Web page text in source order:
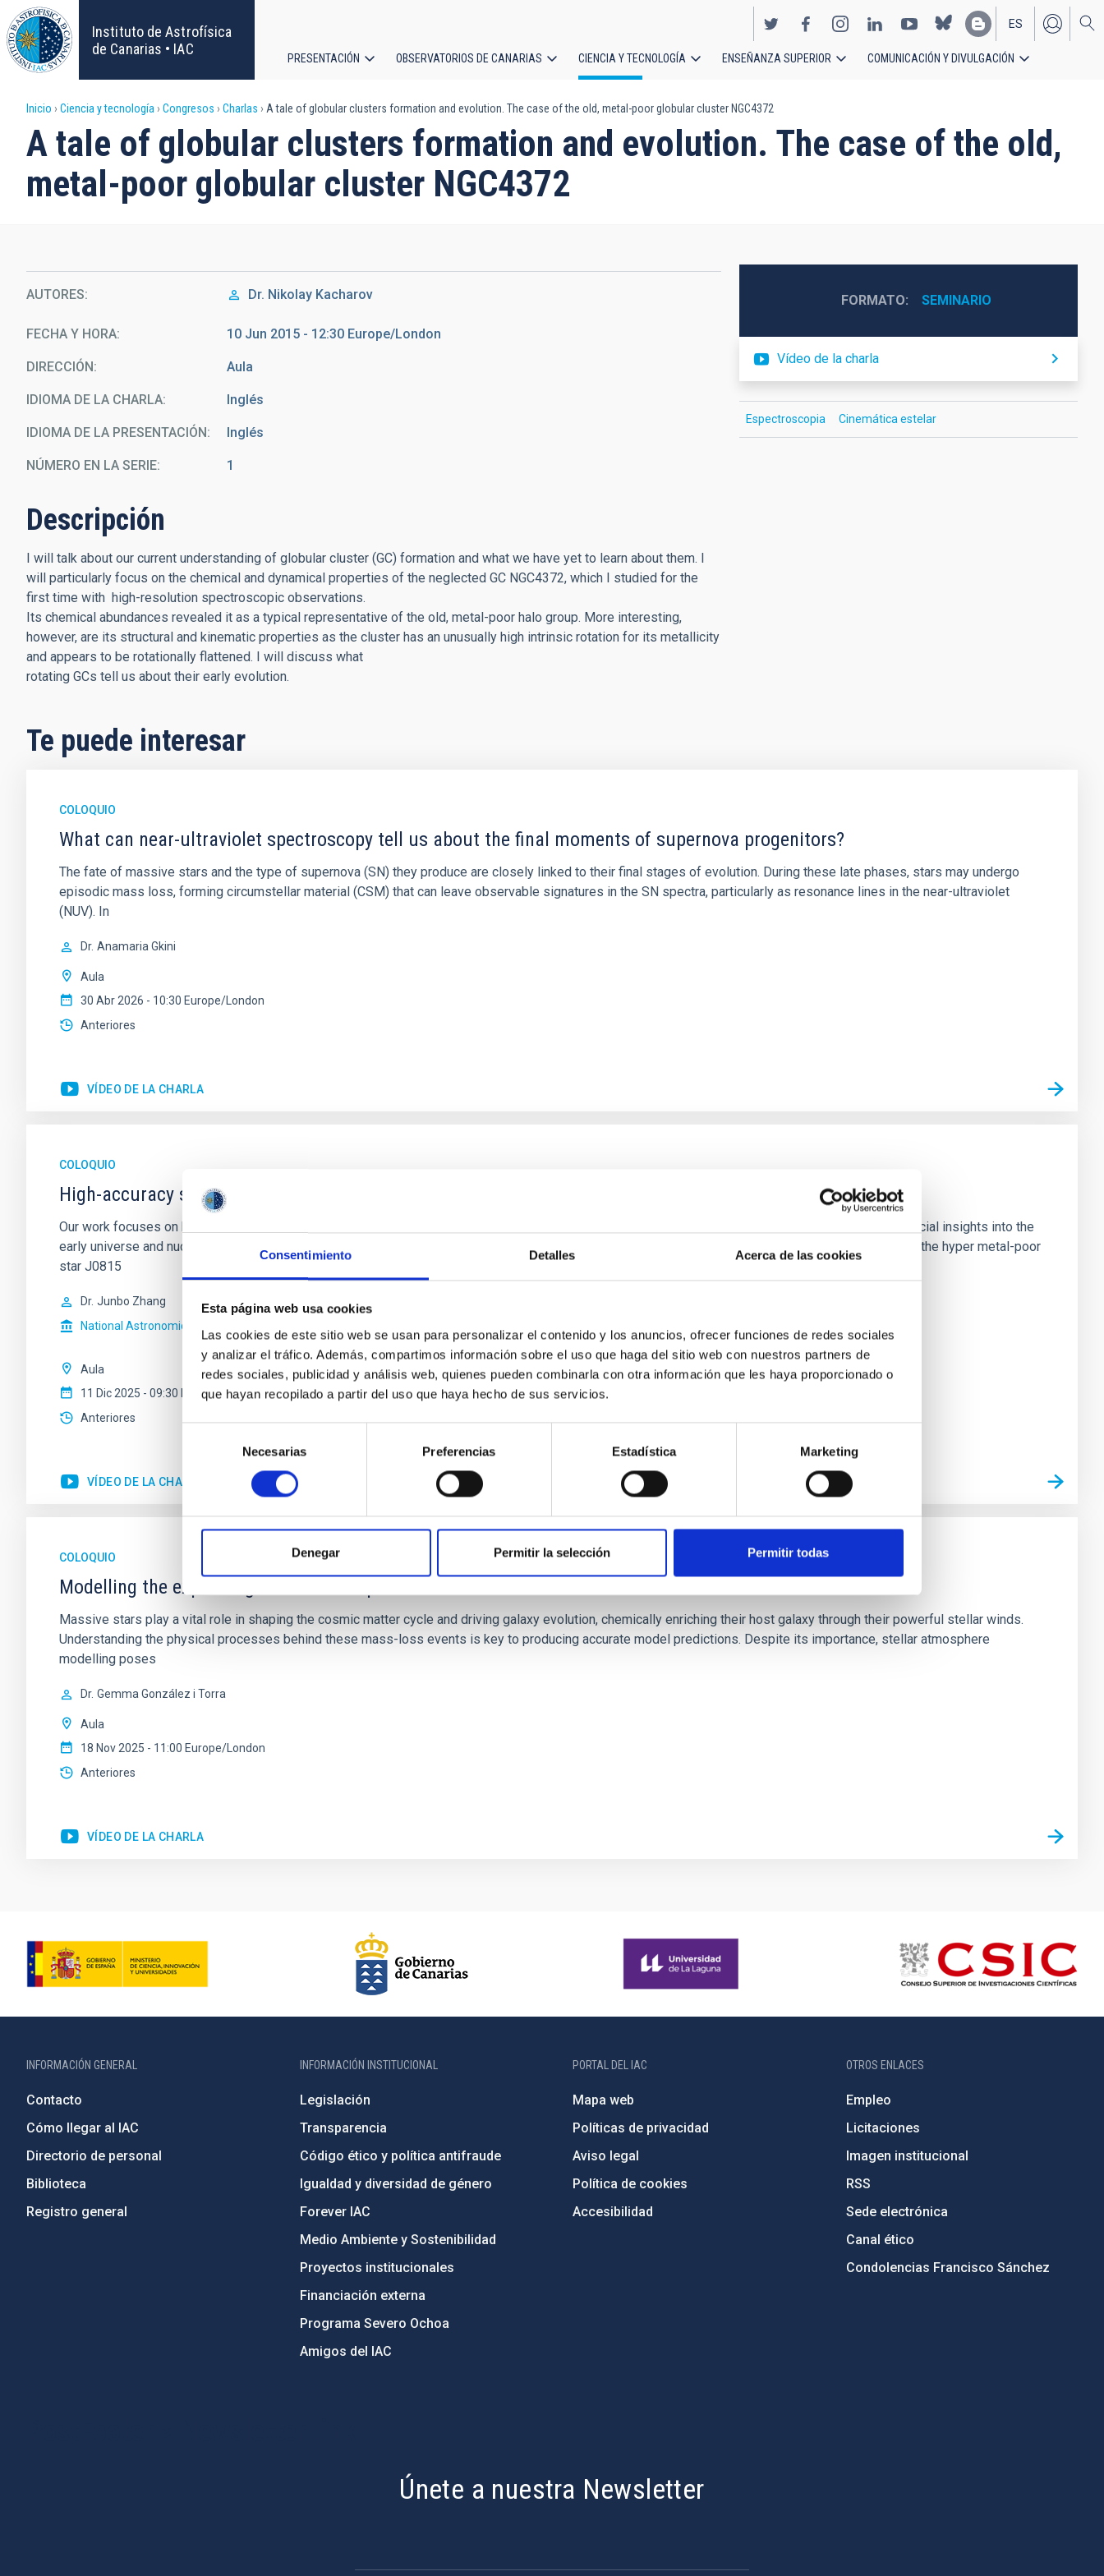
Consentimiento Detalles Acerca de las cookies
Esta página web usa cookies
Las cookies de este sitio web se usan para personalizar el contenido y los anuncios, ofrecer funciones de redes sociales
y analizar el tráfico. Además, compartimos información sobre el uso que haga del sitio web con nuestros partners de
redes sociales, publicidad y análisis web, quienes pueden combinarla con otra información que les haya proporcionado o
que hayan recopilado a partir del uso que haya hecho de sus servicios.
consentimiento
Necesarias Preferencias Estadística Marketing
Denegar Permitir la selección Permitir todas
Pasar
al
contenido
principal
Instituto de Astrofísica
de Canarias • IAC
EN
ES
principal
PRESENTACIÓN OBSERVATORIOS DE CANARIAS CIENCIA Y TECNOLOGÍA ENSEÑANZA SUPERIOR COMUNICACIÓN Y DIVULGACIÓN
Sobrescribir
enlaces
de
a
la
navegación
Inicio Ciencia y tecnología Congresos Charlas A tale of globular clusters formation and evolution. The case of the old, metal-poor globular cluster NGC4372
A tale of globular clusters formation and evolution. The case of the old,
metal-poor globular cluster NGC4372
AUTORES Dr. Nikolay Kacharov
FECHA Y HORA 10 Jun 2015 - 12:30 Europe/London
DIRECCIÓN Aula
IDIOMA DE LA CHARLA Inglés
IDIOMA DE LA PRESENTACIÓN Inglés
NÚMERO EN LA SERIE 1
Descripción
I will talk about our current understanding of globular cluster (GC) formation and what we have yet to learn about them. I
will particularly focus on the chemical and dynamical properties of the neglected GC NGC4372, which I studied for the
first time with high-resolution spectroscopic observations.
Its chemical abundances revealed it as a typical representative of the old, metal-poor halo group. More interesting,
however, are its structural and kinematic properties as the cluster has an unusually high intrinsic rotation for its metallicity
and appears to be rotationally flattened. I will discuss what
rotating GCs tell us about their early evolution.
FORMATO SEMINARIO
Vídeo de la charla
Espectroscopia Cinemática estelar
Te puede interesar
COLOQUIO
What can near-ultraviolet spectroscopy tell us about the final moments of supernova progenitors?
The fate of massive stars and the type of supernova (SN) they produce are closely linked to their final stages of evolution. During these late phases, stars may undergo
episodic mass loss, forming circumstellar material (CSM) that can leave observable signatures in the SN spectra, particularly as resonance lines in the near-ultraviolet
(NUV). In
Dr. Anamaria Gkini
Aula
30 Abr 2026 - 10:30 Europe/London
Anteriores
VÍDEO DE LA CHARLA
COLOQUIO
High-accuracy spectral modeling and chemical abundances for the oldest stars
Our work focuses on high-accuracy spectral modeling in NLTE, and the determination of chemical abundances for the oldest known stars, providing crucial insights into the
early universe and nucleosynthesis processes. Utilizing state-of-the-art spectroscopic techniques, we have analyzed high-resolution observations of the hyper metal-poor
star J0815
Dr. Junbo Zhang
National Astronomical Observatories of China
Aula
11 Dic 2025 - 09:30 Europe/London
Anteriores
VÍDEO DE LA CHARLA
COLOQUIO
Modelling the expanding stellar atmospheres of massive stars across the HRD
Massive stars play a vital role in shaping the cosmic matter cycle and driving galaxy evolution, chemically enriching their host galaxy through their powerful stellar winds.
Understanding the physical processes behind these mass-loss events is key to producing accurate model predictions. Despite its importance, stellar atmosphere
modelling poses
Dr. Gemma González i Torra
Aula
18 Nov 2025 - 11:00 Europe/London
Anteriores
VÍDEO DE LA CHARLA
INFORMACIÓN GENERAL
Contacto
Cómo llegar al IAC
Directorio de personal
Biblioteca
Registro general
INFORMACIÓN INSTITUCIONAL
Legislación
Transparencia
Código ético y política antifraude
Igualdad y diversidad de género
Forever IAC
Medio Ambiente y Sostenibilidad
Proyectos institucionales
Financiación externa
Programa Severo Ochoa
Amigos del IAC
PORTAL DEL IAC
Mapa web
Políticas de privacidad
Aviso legal
Política de cookies
Accesibilidad
OTROS ENLACES
Empleo
Licitaciones
Imagen institucional
RSS
Sede electrónica
Canal ético
Condolencias Francisco Sánchez
Únete a nuestra Newsletter